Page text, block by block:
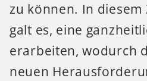
zu können. In diesem
galt es, eine
erarbeiten, wodurch
neuen